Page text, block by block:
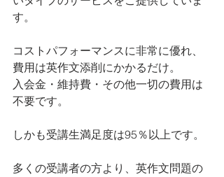
す。
コストパフォーマンスに非常に優れ、
費用は英作文添削にかかるだけ。
入会金・維持費・その他一切の費用は
不要です。
しかも受講生満足度は95％以上です。
多くの受講者の方より、英作文問題の